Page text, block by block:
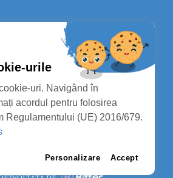
DATELOR PERSONALE
MASS-MEDIA
PAGINA VECHE
JUDEȚEAN SATU MARE
urile
uri. Navigând în
acordul pentru folosirea
Regulamentului (UE) 2016/679.
Personalizare Accept